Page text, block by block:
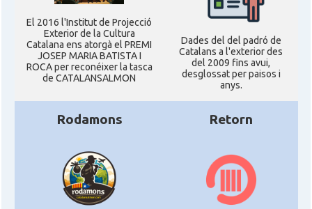
El 2016 l'Institut de Projecció
Exterior de la Cultura
Catalana ens atorgà el PREMI
JOSEP MARIA BATISTA I
ROCA per reconéixer la tasca
de CATALANSALMON
Dades del del padró de
Catalans a l'exterior des
del 2009 fins avui,
desglossat per paisos i
anys.
Rodamons Retorn